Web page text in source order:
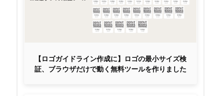
【ロゴガイドライン作成に】ロゴの最小サイズ検
証、ブラウザだけで動く無料ツールを作りました